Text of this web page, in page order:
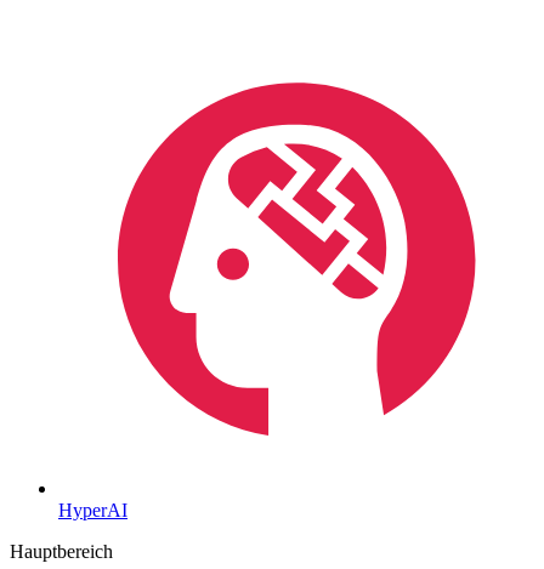
HyperAI
Hauptbereich